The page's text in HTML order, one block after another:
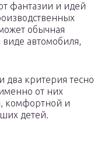
фантазии и идей
обычная
виде автомобиля,
два критерия тесно
от них
комфортной и
детей.